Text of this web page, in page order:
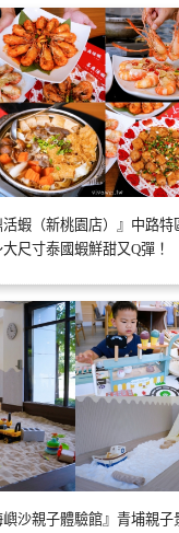
蝦（新桃園店）』中路特
尺寸泰國蝦鮮甜又Q彈！
沙親子體驗館』青埔親子